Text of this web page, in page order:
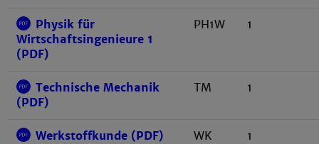
Physik für
Wirtschaftsingenieure 1
(PDF)
PH1W 1
Technische Mechanik
(PDF)
TM 1
Werkstoffkunde (PDF) WK 1